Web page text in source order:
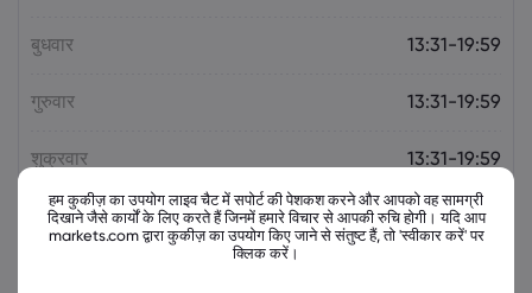
बुधवार 13:31-19:59
गुरुवार 13:31-19:59
शुक्रवार 13:31-19:59
हम कुकीज़ का उपयोग लाइव चैट में सपोर्ट की पेशकश करने और आपको वह सामग्री
दिखाने जैसे कार्यों के लिए करते हैं जिनमें हमारे विचार से आपकी रुचि होगी। यदि आप
markets.com द्वारा कुकीज़ का उपयोग किए जाने से संतुष्ट हैं, तो 'स्वीकार करें' पर
क्लिक करें।